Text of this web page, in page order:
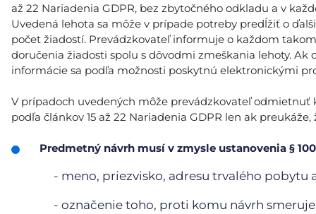
až 22 Nariadenia GDPR, bez zbytočného odkladu a v
Uvedená lehota sa môže v prípade potreby predĺžiť o
počet žiadostí. Prevádzkovateľ informuje o každom
doručenia žiadosti spolu s dôvodmi zmeškania lehoty.
informácie sa podľa možnosti poskytnú elektronickými
V prípadoch uvedených môže prevádzkovateľ
podľa článkov 15 až 22 Nariadenia GDPR len ak
Predmetný návrh musí v zmysle ustanovenia §
- meno, priezvisko, adresu trvalého pobytu
- označenie toho, proti komu návrh